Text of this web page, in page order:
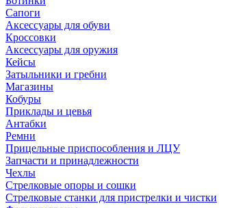
Сапоги
Аксессуары для обуви
Кроссовки
Аксессуары для оружия
Кейсы
Затыльники и гребни
Магазины
Кобуры
Приклады и цевья
Антабки
Ремни
Прицельные приспособления и ЛЦУ
Запчасти и принадлежности
Чехлы
Стрелковые опоры и сошки
Стрелковые станки для пристрелки и чистки